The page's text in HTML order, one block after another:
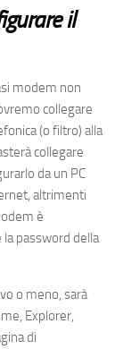
il
modem non
collegare
(o filtro) alla
collegare
da un PC
altrimenti
è
password della
o meno, sarà
Explorer,
di